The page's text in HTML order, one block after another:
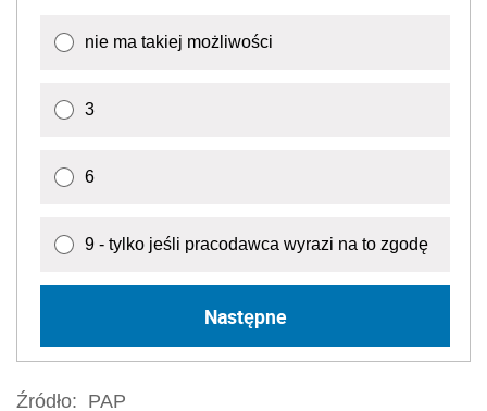
nie ma takiej możliwości
3
6
9 - tylko jeśli pracodawca wyrazi na to zgodę
Następne
Źródło: PAP